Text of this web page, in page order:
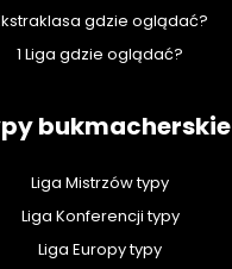
gdzie oglądać?
1 Liga gdzie oglądać?
bukmacherskie
Liga Mistrzów typy
Liga Konferencji typy
Liga Europy typy